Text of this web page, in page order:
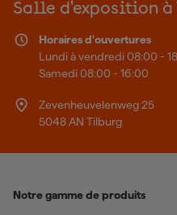
Salle d'exposition
Horaires d'ouvertures
Lundi à vendredi 08:00 -
Samedi 08:00 - 16:00
Zevenheuvelenweg 25
5048 AN Tilburg
Notre gamme de produits